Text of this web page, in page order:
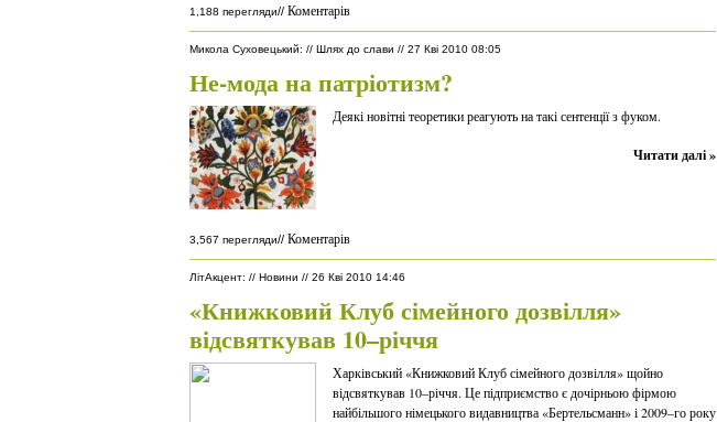
1,188 перегляди// Коментарів
Микола Суховецький: // Шлях до слави // 27 Кві 2010 08:05
Не-мода на патріотизм?
Деякі новітні теоретики реагують на такі сентенції з фуком.
Читати далі »
3,567 перегляди// Коментарів
ЛітАкцент: // Новини // 26 Кві 2010 14:46
«Книжковий Клуб сімейного дозвілля»
відсвяткував 10–річчя
Харківський «Книжковий Клуб сімейного дозвілля» щойно
відсвяткував 10–річчя. Це підприємство є дочірньою фірмою
найбільшого німецького видавництва «Бертельсманн» і 2009–го року